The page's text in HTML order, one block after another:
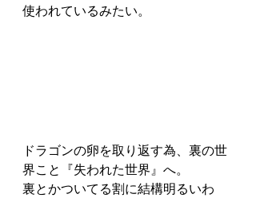
使われているみたい。
ドラゴンの卵を取り返す為、裏の世
界こと『失われた世界』へ。
裏とかついてる割に結構明るいわ